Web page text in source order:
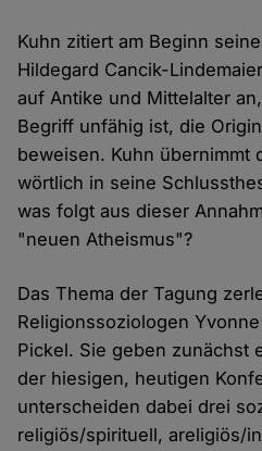
Kuhn zitiert am Beginn
Hildegard Cancik-
auf Antike und Mittelalter
Begriff unfähig ist, die
beweisen. Kuhn übernimmt
wörtlich in seine
was folgt aus dieser
"neuen Atheismus"?
Das Thema der Tagung
Religionssoziologen
Pickel. Sie geben zunächst
der hiesigen, heutigen
unterscheiden dabei drei
religiös/spirituell, areligiös/